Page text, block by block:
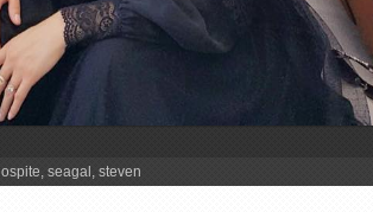
ospite, seagal, steven